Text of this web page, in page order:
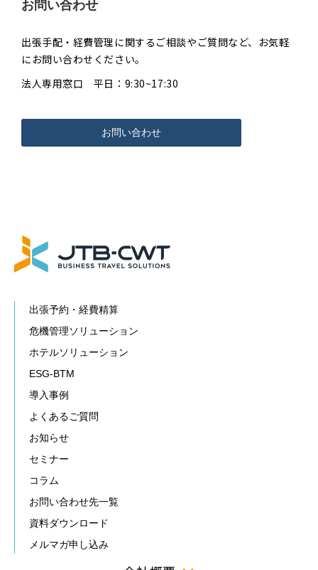
お問い合わせ
出張手配・経費管理に関するご相談やご質問など、お気軽
にお問い合わせください。
法人専用窓口 平日：9:30~17:30
お問い合わせ
出張予約・経費精算
危機管理ソリューション
ホテルソリューション
ESG-BTM
導入事例
よくあるご質問
お知らせ
セミナー
コラム
お問い合わせ先一覧
資料ダウンロード
メルマガ申し込み